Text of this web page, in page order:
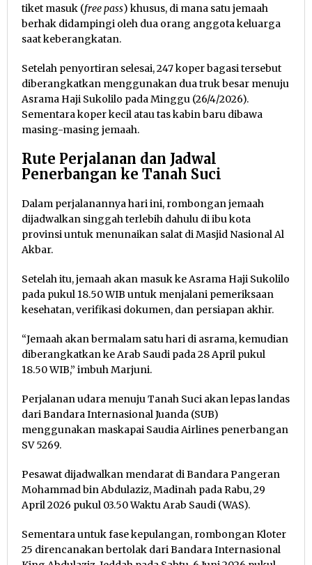
tiket masuk (free pass) khusus, di mana satu jemaah
berhak didampingi oleh dua orang anggota keluarga
saat keberangkatan.
Setelah penyortiran selesai, 247 koper bagasi tersebut
diberangkatkan menggunakan dua truk besar menuju
Asrama Haji Sukolilo pada Minggu (26/4/2026).
Sementara koper kecil atau tas kabin baru dibawa
masing-masing jemaah.
Rute Perjalanan dan Jadwal
Penerbangan ke Tanah Suci
Dalam perjalanannya hari ini, rombongan jemaah
dijadwalkan singgah terlebih dahulu di ibu kota
provinsi untuk menunaikan salat di Masjid Nasional Al
Akbar.
Setelah itu, jemaah akan masuk ke Asrama Haji Sukolilo
pada pukul 18.50 WIB untuk menjalani pemeriksaan
kesehatan, verifikasi dokumen, dan persiapan akhir.
“Jemaah akan bermalam satu hari di asrama, kemudian
diberangkatkan ke Arab Saudi pada 28 April pukul
18.50 WIB,” imbuh Marjuni.
Perjalanan udara menuju Tanah Suci akan lepas landas
dari Bandara Internasional Juanda (SUB)
menggunakan maskapai Saudia Airlines penerbangan
SV 5269.
Pesawat dijadwalkan mendarat di Bandara Pangeran
Mohammad bin Abdulaziz, Madinah pada Rabu, 29
April 2026 pukul 03.50 Waktu Arab Saudi (WAS).
Sementara untuk fase kepulangan, rombongan Kloter
25 direncanakan bertolak dari Bandara Internasional